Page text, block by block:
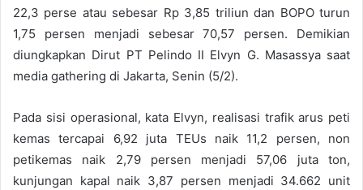
22,3 perse atau sebesar Rp 3,85 triliun dan BOPO turun
1,75 persen menjadi sebesar 70,57 persen. Demikian
diungkapkan Dirut PT Pelindo II Elvyn G. Masassya saat
media gathering di Jakarta, Senin (5/2).
Pada sisi operasional, kata Elvyn, realisasi trafik arus peti
kemas tercapai 6,92 juta TEUs naik 11,2 persen, non
petikemas naik 2,79 persen menjadi 57,06 juta ton,
kunjungan kapal naik 3,87 persen menjadi 34.662 unit